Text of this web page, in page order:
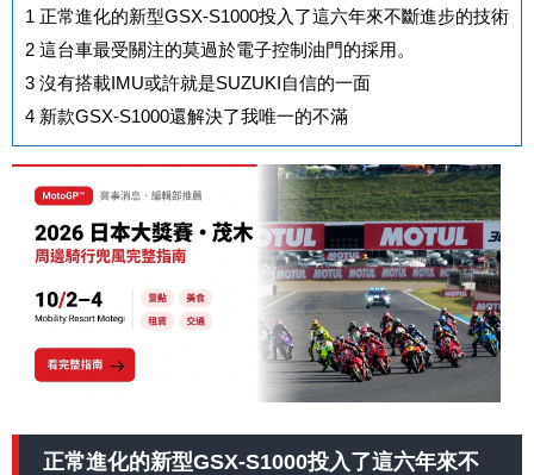
1 正常進化的新型GSX-S1000投入了這六年來不斷進步的技術
2 這台車最受關注的莫過於電子控制油門的採用。
3 沒有搭載IMU或許就是SUZUKI自信的一面
4 新款GSX-S1000還解決了我唯一的不滿
正常進化的新型GSX-S1000投入了這六年來不